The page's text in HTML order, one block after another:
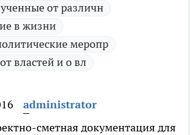
от различн
в жизни
меропр
властей и о вл
administrator
сметная документация для